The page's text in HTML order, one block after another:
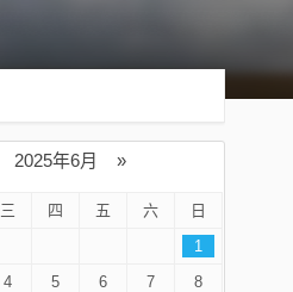
2025年6月 »
三 四 五 六
日
1
4 5 6 7
8